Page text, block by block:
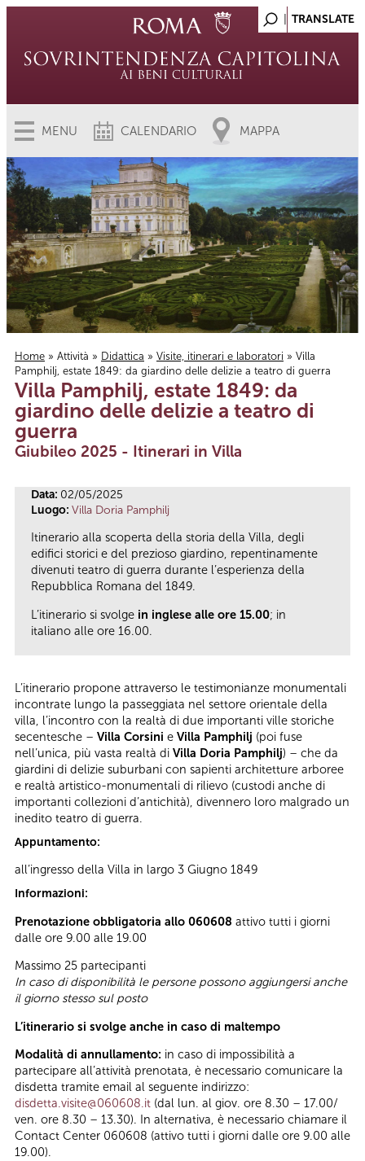
MENU CALENDARIO MAPPA
Tu sei qui
Home » Attività » Didattica » Visite, itinerari e laboratori » Villa
Pamphilj, estate 1849: da giardino delle delizie a teatro di guerra
Villa Pamphilj, estate 1849: da
giardino delle delizie a teatro di
guerra
Giubileo 2025 - Itinerari in Villa
Data: 02/05/2025
Luogo: Villa Doria Pamphilj
Itinerario alla scoperta della storia della Villa, degli
edifici storici e del prezioso giardino, repentinamente
divenuti teatro di guerra durante l’esperienza della
Repubblica Romana del 1849.
L’itinerario si svolge in inglese alle ore 15.00; in
italiano alle ore 16.00.
L’itinerario propone attraverso le testimonianze monumentali
incontrate lungo la passeggiata nel settore orientale della
villa, l’incontro con la realtà di due importanti ville storiche
secentesche – Villa Corsini e Villa Pamphilj (poi fuse
nell’unica, più vasta realtà di Villa Doria Pamphilj) – che da
giardini di delizie suburbani con sapienti architetture arboree
e realtà artistico-monumentali di rilievo (custodi anche di
importanti collezioni d’antichità), divennero loro malgrado un
inedito teatro di guerra.
Appuntamento:
all’ingresso della Villa in largo 3 Giugno 1849
Informazioni:
Prenotazione obbligatoria allo 060608 attivo tutti i giorni
dalle ore 9.00 alle 19.00
Massimo 25 partecipanti
In caso di disponibilità le persone possono aggiungersi anche
il giorno stesso sul posto
L’itinerario si svolge anche in caso di maltempo
Modalità di annullamento: in caso di impossibilità a
partecipare all’attività prenotata, è necessario comunicare la
disdetta tramite email al seguente indirizzo:
disdetta.visite@060608.it (dal lun. al giov. ore 8.30 – 17.00/
ven. ore 8.30 – 13.30). In alternativa, è necessario chiamare il
Contact Center 060608 (attivo tutti i giorni dalle ore 9.00 alle
19.00).